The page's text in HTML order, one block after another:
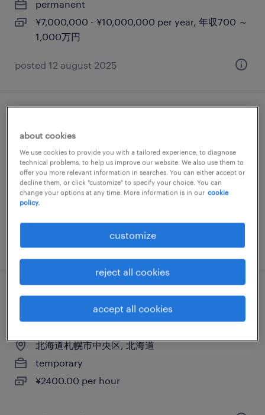
permanent
¥7,000,000 - ¥10,000,000 per year, 年収700 ～
1,000万円
posted 12 august 2025
ア）
北海道,福島ほか, 北海道
permanent
¥5,000,000 - ¥10,000,000 per year, 年収500 ～
posted 7 october 2025
it・web系／メーカー系／流通・サービス系
の社内se
北海道札幌市中央区, 北海道
temporary
¥2400.00 per hour
about cookies
We use cookies to provide you with a tailored experience, to diagnose
technical problems, to help us improve our website. We also use them to
offer you more relevant information in searches. You can either accept or
decline them, or click "customize" to specify your choice. You can
change your options at any time. More information is in our cookie
policy.
customize
reject all cookies
accept all cookies